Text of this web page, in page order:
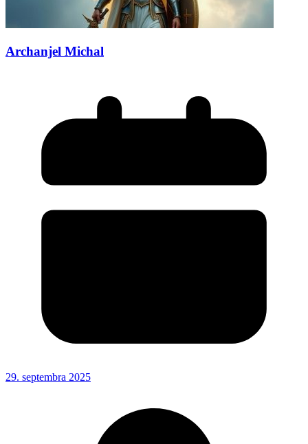
Archanjel Michal
29. septembra 2025